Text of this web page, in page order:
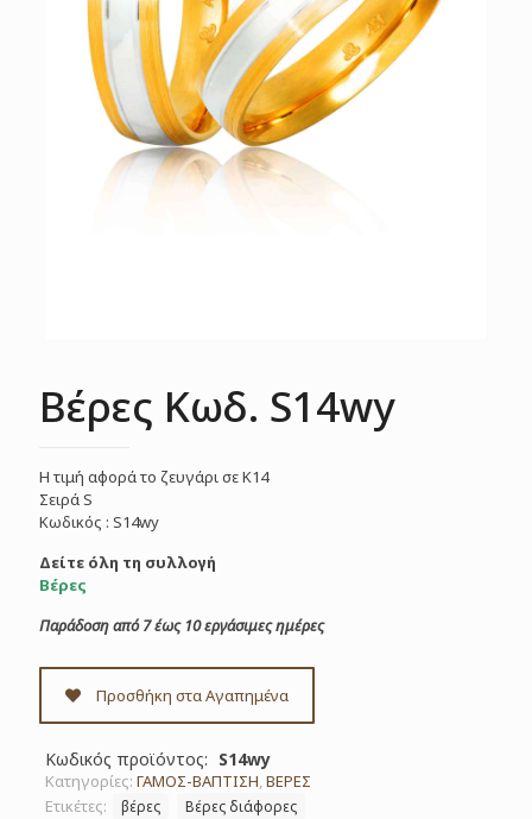
Βέρες Κωδ. S14wy
Η τιμή αφορά το ζευγάρι σε Κ14
Σειρά S
Κωδικός : S14wy
Δείτε όλη τη συλλογή
Βέρες
Παράδοση από 7 έως 10 εργάσιμες ημέρες
Προσθήκη στα Αγαπημένα
Κωδικός προϊόντος: S14wy
Κατηγορίες: ΓΑΜΟΣ-ΒΑΠΤΙΣΗ,ΒΕΡΕΣ
Ετικέτες:
βέρες Βέρες διάφορες